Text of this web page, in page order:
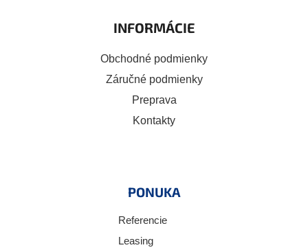
INFORMÁCIE
Obchodné podmienky
Záručné podmienky
Preprava
Kontakty
PONUKA
Referencie
Leasing